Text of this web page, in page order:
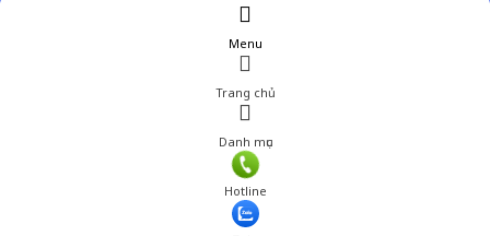
Menu
Trang chủ
Danh mục
Hotline